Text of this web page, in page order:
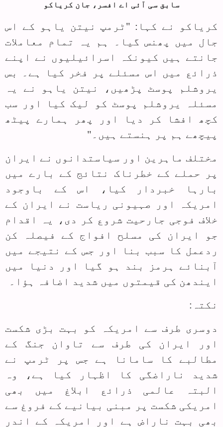
سابق سی آئی اے افسر، جان کریاکو
کریاکو نے کہا: "ٹرمپ نیتن یاہو کے اس
جال میں پھنس گیا۔ ہم یہ تمام معاملات
جانتے ہیں کیونکہ اسرائیلیوں نے اپنے
ذرائع میں اس مسئلے پر فخر کیا ہے۔ بس
یروشلم پوسٹ پڑھیں، نیتن یاہو نے یہ
مسئلہ یروشلم پوسٹ کو لیک کیا اور سب
کچھ افشا کر دیا اور پھر ہمارے پیٹھ
پیچھے ہم پر ہنستے ہیں۔"
مختلف ماہرین اور سیاستدانوں نے ایران
پر حملے کے خطرناک نتائج کے بارے میں
بارہا خبردار کیا، اس کے باوجود
امریکہ اور صہیونی ریاست نے ایران کے
خلاف فوجی جارحیت شروع کر دی، یہ اقدام
جو ایران کی مسلح افواج کے فیصلہ کن
ردعمل کا سبب بنا اور جس کے نتیجے میں
آبنائے ہرمز بند ہو گیا اور دنیا میں
ایندھن کی قیمتوں میں شدید اضافہ ہؤا۔
نکتہ:
دوسری طرف سے امریکہ کو بہت بڑی شکست
اور ایران کی طرف سے تاوان جنگ کے
مطالبے کا سامانا ہے جس پر ٹرمپ نے
شدید ناراضگی کا اظہار کیا ہے، وہ
البتہ عالمی ذرائع ابلاغ میں بھی
امریکی شکست پر مبنی بیانیے کے فروغ سے
بھی بہت ناراض ہے اور امریکہ کے اندر